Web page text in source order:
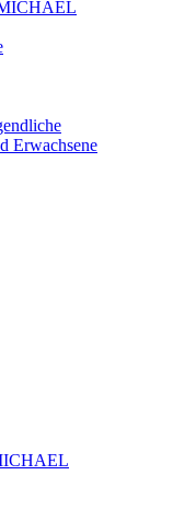
Erwachsene